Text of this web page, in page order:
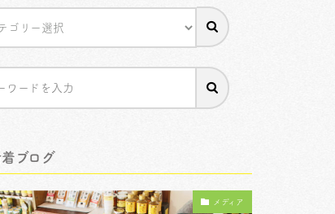
ブログ
メディア